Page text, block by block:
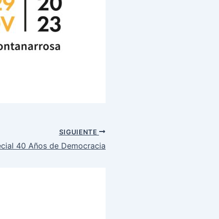
SIGUIENTE
40 Años de Democracia